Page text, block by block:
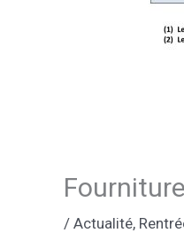
/ Actualité,